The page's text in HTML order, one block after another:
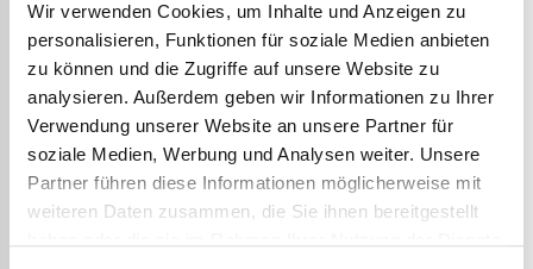
Wir verwenden Cookies, um Inhalte und Anzeigen zu
personalisieren, Funktionen für soziale Medien anbieten
zu können und die Zugriffe auf unsere Website zu
analysieren. Außerdem geben wir Informationen zu Ihrer
Verwendung unserer Website an unsere Partner für
soziale Medien, Werbung und Analysen weiter. Unsere
Partner führen diese Informationen möglicherweise mit
weiteren Daten zusammen, die Sie ihnen bereitgestellt
ELEKTRISCHER LÖTKOLBEN
HRT 75 W ART.-NR. 109
87,43€ zzgl. MwSt.
104,92€inkl. MwSt.
Der schnelle und energiesparende
Widerstand dieses Präzisions-Lötkolbens